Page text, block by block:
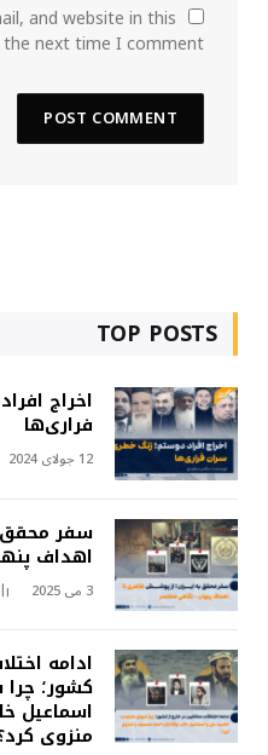
and website in this
next time I comment.
TOP POSTS
اخراج
فراری‌ها
12 جولای 2024
سفر محقق
اهداف
3 می 2025
ادامه
کشور؛
اسماعیل
منزوی